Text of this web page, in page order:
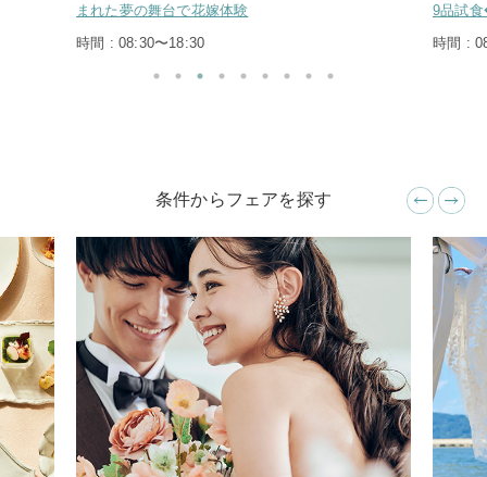
まれた夢の舞台で花嫁体験
時間 : 08:30〜18:30
9品試食◆帰
時間 : 08:30〜
条件からフェアを探す